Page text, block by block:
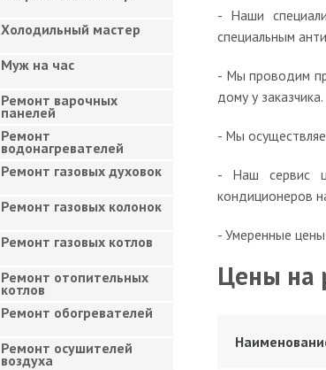
- Наши
специальным
- Мы проводим
дому у заказчика.
- Мы
- Наш сервис
кондиционеров
- Умеренные
Цены на
Холодильный мастер
Муж на час
Ремонт варочных
панелей
Ремонт
водонагревателей
Ремонт газовых духовок
Ремонт газовых колонок
Ремонт газовых котлов
Ремонт отопительных
котлов
Ремонт обогревателей
Ремонт осушителей
воздуха